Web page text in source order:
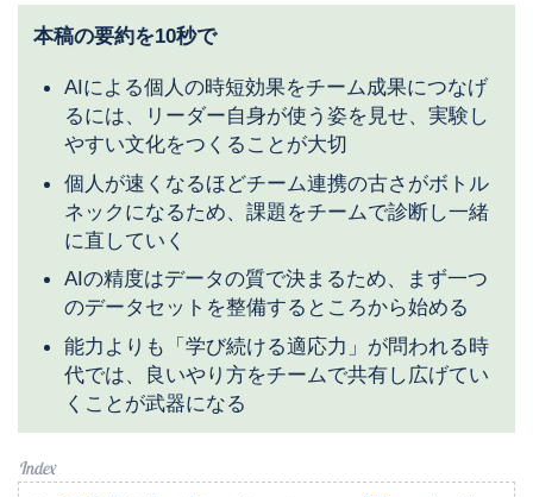
本稿の要約を10秒で
AIによる個人の時短効果をチーム成果につなげ
るには、リーダー自身が使う姿を見せ、実験し
やすい文化をつくることが大切
個人が速くなるほどチーム連携の古さがボトル
ネックになるため、課題をチームで診断し一緒
に直していく
AIの精度はデータの質で決まるため、まず一つ
のデータセットを整備するところから始める
能力よりも「学び続ける適応力」が問われる時
代では、良いやり方をチームで共有し広げてい
くことが武器になる